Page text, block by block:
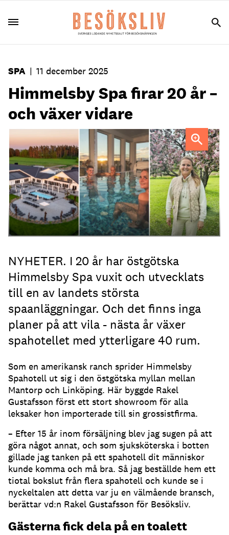
SPA | 11 december 2025
Himmelsby Spa firar 20 år –
och växer vidare
Rakel Gustafsson, vd på Himmelsby Spahotell.
NYHETER. I 20 år har östgötska
Himmelsby Spa vuxit och utvecklats
till en av landets största
spaanläggningar. Och det finns inga
planer på att vila - nästa år växer
spahotellet med ytterligare 40 rum.
Som en amerikansk ranch sprider Himmelsby
Spahotell ut sig i den östgötska myllan mellan
Mantorp och Linköping. Här byggde Rakel
Gustafsson först ett stort showroom för alla
leksaker hon importerade till sin grossistfirma.
– Efter 15 år inom försäljning blev jag sugen på att
göra något annat, och som sjuksköterska i botten
gillade jag tanken på ett spahotell dit människor
kunde komma och må bra. Så jag beställde hem ett
tiotal bokslut från flera spahotell och kunde se i
nyckeltalen att detta var ju en välmående bransch,
berättar vd:n Rakel Gustafsson för Besöksliv.
Gästerna fick dela på en toalett